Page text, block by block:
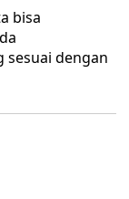
bisa
sesuai dengan